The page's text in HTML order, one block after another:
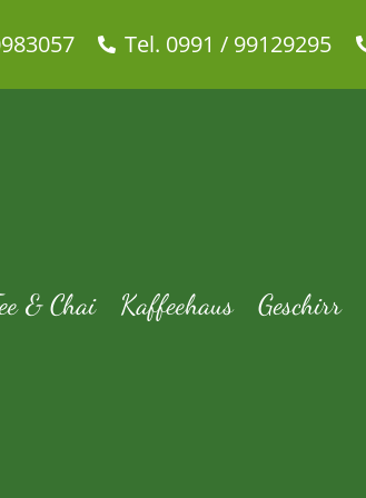
Tel. 0991 / 99129295
& Chai Kaffeehaus Geschirr